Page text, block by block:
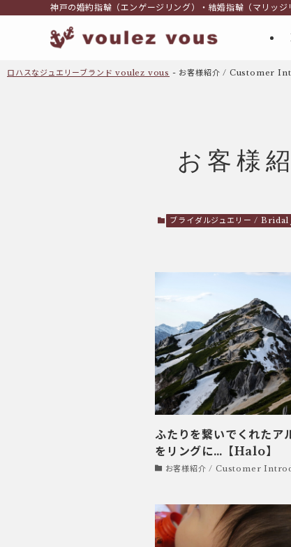
神戸の婚約指輪（エンゲージリング）・結婚指輪（マリッジ
ロハスなジュエリーブランド voulez vous - お客様紹介 / Customer
お客
ブライダルジュエリー /
ふたりを繋いでくれたア
をリングに…【Halo】
お客様紹介 / Customer